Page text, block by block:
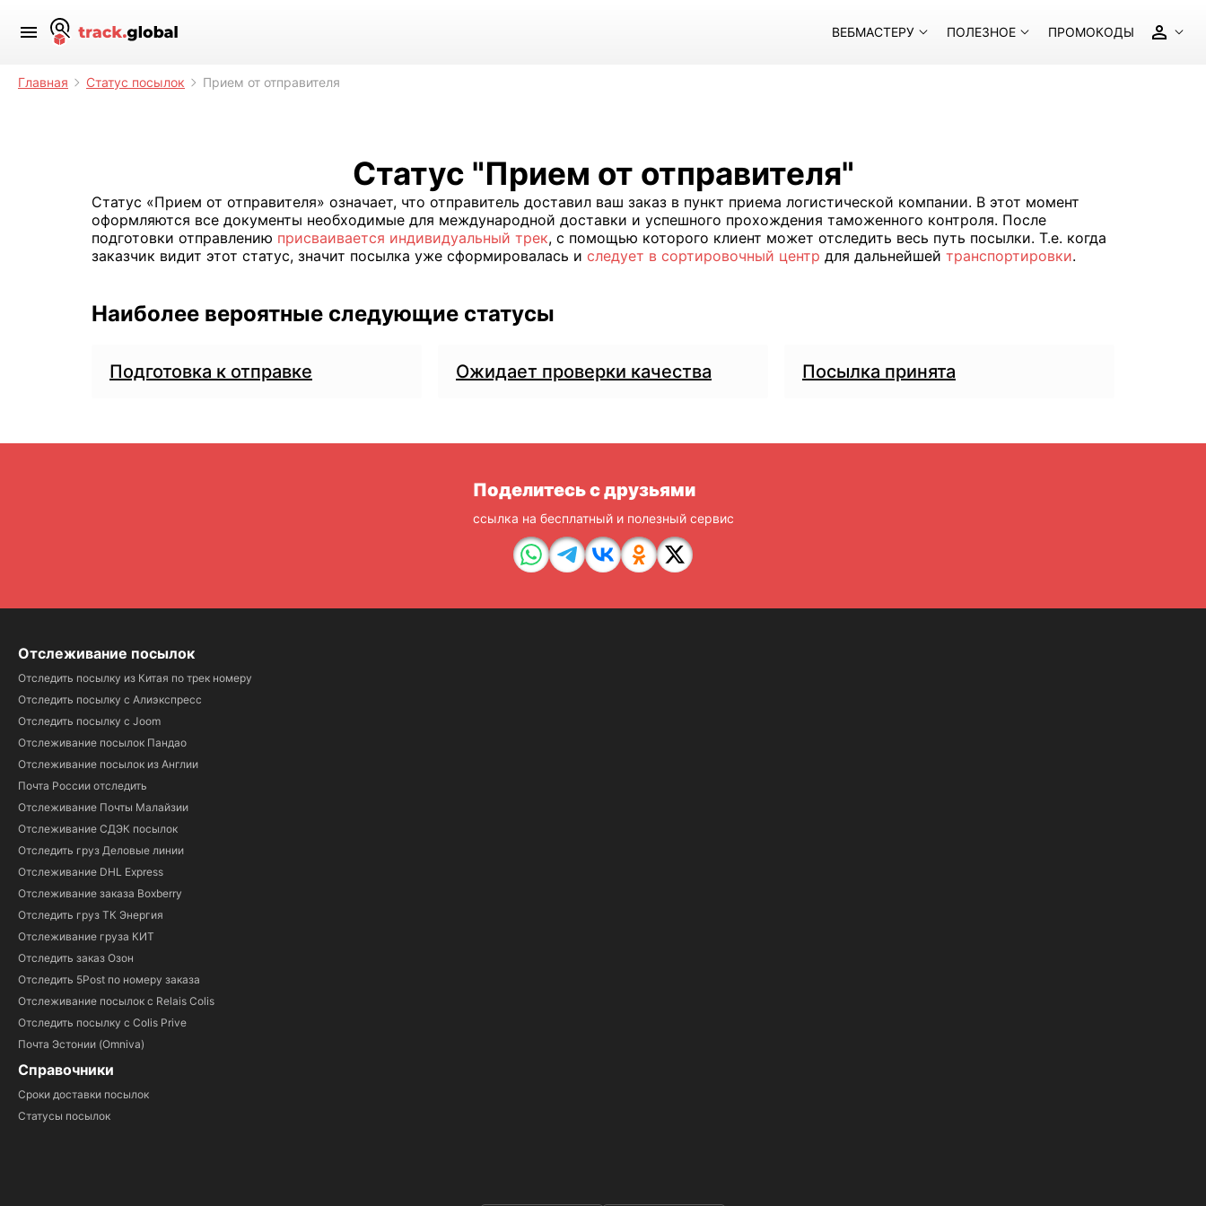
ВЕБМАСТЕРУ ПОЛЕЗНОЕ ПРОМОКОДЫ
Главная Статус посылок Прием от отправителя
Статус "Прием от отправителя"
Статус «Прием от отправителя» означает, что отправитель доставил ваш заказ в пункт приема логистической компании. В этот момент
оформляются все документы необходимые для международной доставки и успешного прохождения таможенного контроля. После
подготовки отправлению присваивается индивидуальный трек, с помощью которого клиент может отследить весь путь посылки. Т.е. когда
заказчик видит этот статус, значит посылка уже сформировалась и следует в сортировочный центр для дальнейшей транспортировки.
Наиболее вероятные следующие статусы
Подготовка к отправке Ожидает проверки качества Посылка принята
Поделитесь с друзьями
ссылка на бесплатный и полезный сервис
Отслеживание посылок
Отследить посылку из Китая по трек номеру
Отследить посылку с Алиэкспресс
Отследить посылку с Joom
Отслеживание посылок Пандао
Отслеживание посылок из Англии
Почта России отследить
Отслеживание Почты Малайзии
Отслеживание СДЭК посылок
Отследить груз Деловые линии
Отслеживание DHL Express
Отслеживание заказа Boxberry
Отследить груз ТК Энергия
Отслеживание груза КИТ
Отследить заказ Озон
Отследить 5Post по номеру заказа
Отслеживание посылок с Relais Colis
Отследить посылку с Colis Prive
Почта Эстонии (Omniva)
Справочники
Сроки доставки посылок
Статусы посылок